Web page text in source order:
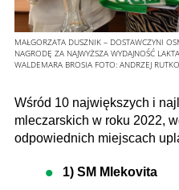
MAŁGORZATA DUSZNIK – DOSTAWCZYNI
NAGRODĘ ZA NAJWYŻSZA WYDAJNOŚĆ
WALDEMARA BROSIA FOTO: ANDRZEJ
Wśród 10 największych i
mleczarskich w roku 2022,
odpowiednich miejscach
1) SM Mlekovita